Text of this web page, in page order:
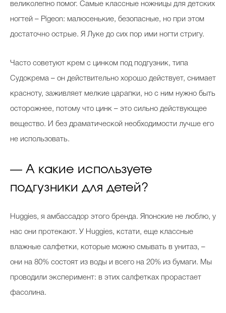
великолепно помог. Самые классные ножницы для детских
ногтей – Pigeon: малюсенькие, безопасные, но при этом
достаточно острые. Я Луке до сих пор ими ногти стригу.
Часто советуют крем с цинком под подгузник, типа
Судокрема – он действительно хорошо действует, снимает
красноту, заживляет мелкие царапки, но с ним нужно быть
осторожнее, потому что цинк – это сильно действующее
вещество. И без драматической необходимости лучше его
не использовать.
— А какие используете
подгузники для детей?
Huggies, я амбассадор этого бренда. Японские не люблю, у
нас они протекают. У Huggies, кстати, еще классные
влажные салфетки, которые можно смывать в унитаз, –
они на 80% состоят из воды и всего на 20% из бумаги. Мы
проводили эксперимент: в этих салфетках прорастает
фасолина.